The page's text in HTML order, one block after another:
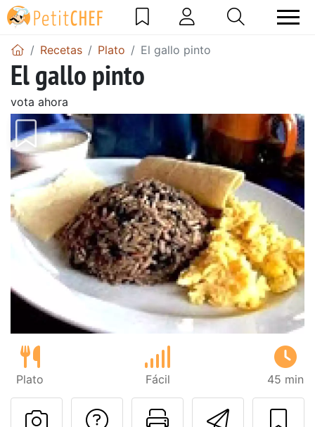
Recetas Plato El gallo pinto
El gallo pinto
vota ahora
Plato Fácil 45 min
Imprimir
Preguntar al autor